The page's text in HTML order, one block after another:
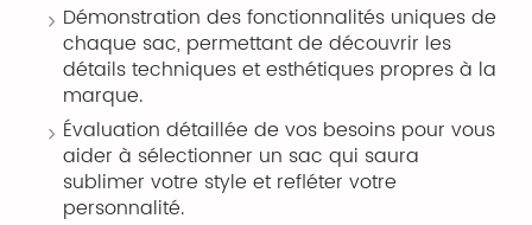
Démonstration des fonctionnalités uniques de
chaque sac, permettant de découvrir les
détails techniques et esthétiques propres à la
marque.
Évaluation détaillée de vos besoins pour vous
aider à sélectionner un sac qui saura
sublimer votre style et refléter votre
personnalité.